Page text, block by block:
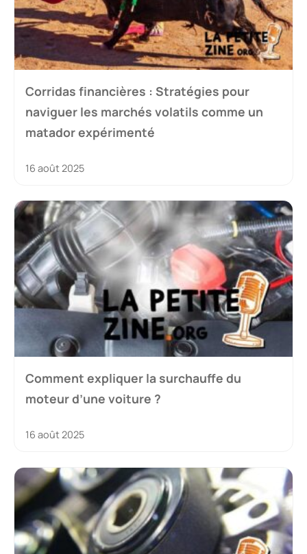
Corridas financières : Stratégies pour
naviguer les marchés volatils comme un
matador expérimenté
16 août 2025
Comment expliquer la surchauffe du
moteur d’une voiture ?
16 août 2025